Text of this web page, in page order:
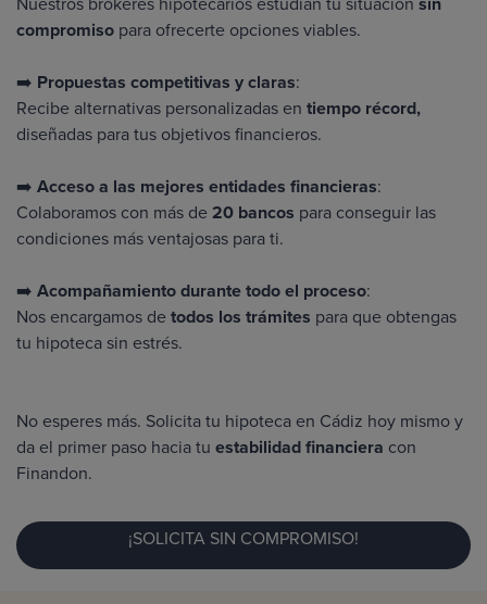
compromiso para ofrecerte opciones viables.
➡️ Propuestas competitivas y claras:
Recibe alternativas personalizadas en tiempo récord,
diseñadas para tus objetivos financieros.
➡️ Acceso a las mejores entidades financieras:
Colaboramos con más de 20 bancos para conseguir las
condiciones más ventajosas para ti.
➡️ Acompañamiento durante todo el proceso:
Nos encargamos de todos los trámites para que obtengas
tu hipoteca sin estrés.
No esperes más. Solicita tu hipoteca en Cádiz hoy mismo y
da el primer paso hacia tu estabilidad financiera con
Finandon.
¡SOLICITA SIN COMPROMISO!